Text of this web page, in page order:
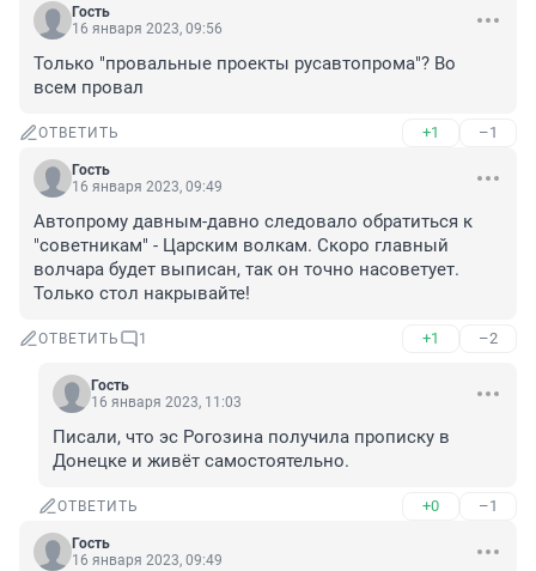
Гость
16 января 2023, 09:56
Только "провальные проекты русавтопрома"? Во
всем провал
ОТВЕТИТЬ +1 –1
Гость
16 января 2023, 09:49
Автопрому давным-давно следовало обратиться к
"советникам" - Царским волкам. Скоро главный
волчара будет выписан, так он точно насоветует.
Только стол накрывайте!
ОТВЕТИТЬ 1 +1 –2
Гость
16 января 2023, 11:03
Писали, что эс Рогозина получила прописку в
Донецке и живёт самостоятельно.
ОТВЕТИТЬ +0 –1
Гость
16 января 2023, 09:49